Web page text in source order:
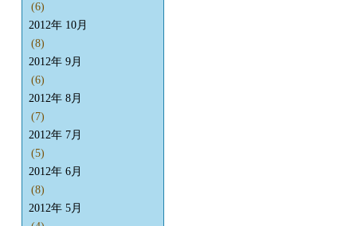
(6)
2012年 10月
(8)
2012年 9月
(6)
2012年 8月
(7)
2012年 7月
(5)
2012年 6月
(8)
2012年 5月